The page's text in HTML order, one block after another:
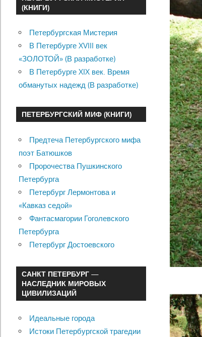
(КНИГИ)
Петербургская Мистерия
В Петербурге XVIII век
«ЗОЛОТОЙ» (В разработке)
В Петербурге XIX век. Время
обманутых надежд (В разработке)
ПЕТЕРБУРГСКИЙ МИФ (КНИГИ)
Предтеча Петербургского мифа
поэт Батюшков
Пророчества Пушкинского
Петербурга
Петербург Лермонтова и
«Кавказ седой»
Фантасмагории Гоголевского
Петербурга
Петербург Достоевского
САНКТ ПЕТЕРБУРГ —
НАСЛЕДНИК МИРОВЫХ
ЦИВИЛИЗАЦИЙ
Идеальные города
Истоки Петербургской трагедии